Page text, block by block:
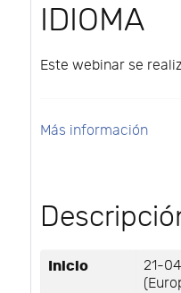
IDIOMA
Este webinar se
Más información
Inicio
21-